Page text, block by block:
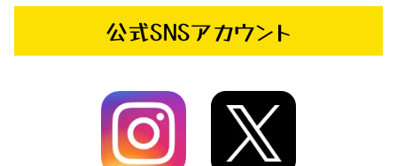
公式SNSアカウント